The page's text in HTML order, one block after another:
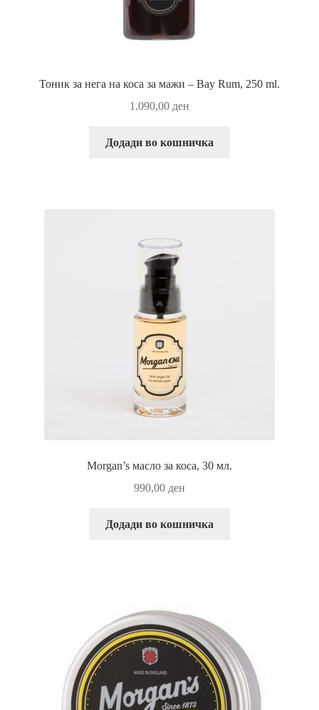
Тоник за нега на коса за мажи – Bay Rum, 250 ml.
1.090,00 ден
Додади во кошничка
Morgan’s масло за коса, 30 мл.
990,00 ден
Додади во кошничка